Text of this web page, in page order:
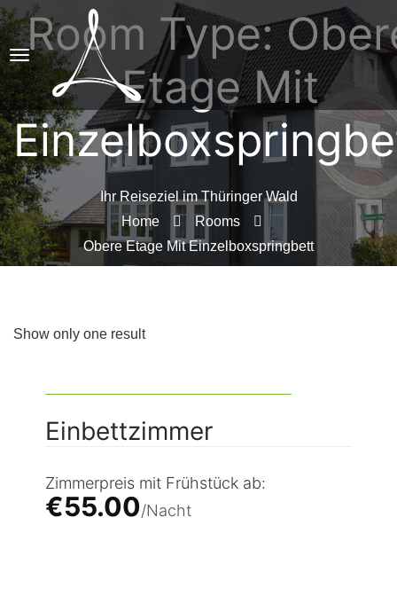
Room Type:
Etage Mit
Ihr Reiseziel im Thüringer Wald
Home
Rooms
Obere Etage Mit Einzelboxspringbett
Show only one result
Einbettzimmer
Zimmerpreis mit Frühstück ab:
€55.00 Nacht